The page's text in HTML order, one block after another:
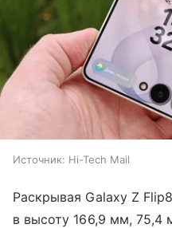
Источник: Hi-Tech Mail
Раскрывая Galaxy Z
в высоту 166,9 мм,